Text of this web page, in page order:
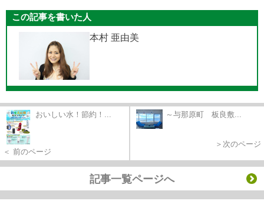
この記事を書いた人
本村 亜由美
おいしい水！節約！...
＜ 前のページ
～与那原町 板良敷...
＞次のページ
記事一覧ページへ